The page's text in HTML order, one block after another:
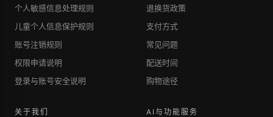
个人敏感信息处理规则
儿童个人信息保护规则
账号注销规则
权限申请说明
登录与账号安全说明
退换货政策
支付方式
常见问题
配送时间
购物途径
关于我们 AI与功能服务